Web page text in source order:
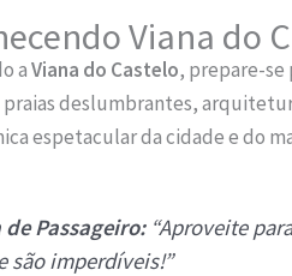
Viana do
aViana do Castelo, prepare-se
praias deslumbrantes,
espetacular da cidade e do
de Passageiro:“Aproveite
são imperdíveis!”